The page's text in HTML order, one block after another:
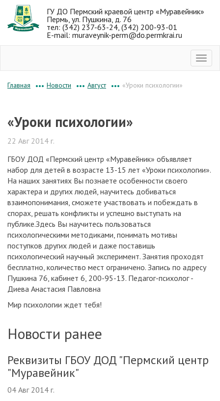
ГУ ДО Пермский краевой центр «Муравейник»
Пермь, ул. Пушкина, д. 76
тел: (342) 237-63-24, (342) 200-93-01
E-mail: muraveynik-perm@do.permkrai.ru
Главная ••• Новости ••• Август ••• «Уроки психологии»
«Уроки психологии»
22 Авг 2014 г.
ГБОУ ДОД «Пермский центр «Муравейник» объявляет
набор для детей в возрасте 13-15 лет «Уроки психологии».
На наших занятиях Вы познаете особенности своего
характера и других людей, научитесь добиваться
взаимопонимания, сможете участвовать и побеждать в
спорах, решать конфликты и успешно выступать на
публике.Здесь Вы научитесь пользоваться
психологическими методиками, понимать мотивы
поступков других людей и даже поставишь
психологический научный эксперимент. Занятия проходят
бесплатно, количество мест ограничено. Запись по адресу
Пушкина 76, кабинет 6, 200-95-13. Педагог-психолог -
Диева Анастасия Павловна
Мир психологии ждет тебя!
Новости ранее
Реквизиты ГБОУ ДОД "Пермский центр
"Муравейник"
04 Авг 2014 г.